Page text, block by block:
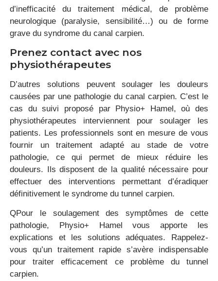
d’inefficacité du traitement médical, de problème
neurologique (paralysie, sensibilité…) ou de forme
grave du syndrome du canal carpien.
Prenez contact avec nos
physiothérapeutes
D’autres solutions peuvent soulager les douleurs
causées par une pathologie du canal carpien. C’est le
cas du suivi proposé par Physio+ Hamel, où des
physiothérapeutes interviennent pour soulager les
patients. Les professionnels sont en mesure de vous
fournir un traitement adapté au stade de votre
pathologie, ce qui permet de mieux réduire les
douleurs. Ils disposent de la qualité nécessaire pour
effectuer des interventions permettant d’éradiquer
définitivement le syndrome du tunnel carpien.
QPour le soulagement des symptômes de cette
pathologie, Physio+ Hamel vous apporte les
explications et les solutions adéquates. Rappelez-
vous qu’un traitement rapide s’avère indispensable
pour traiter efficacement ce problème du tunnel
carpien.